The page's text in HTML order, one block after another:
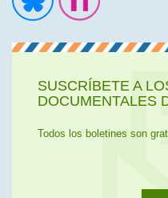
SUSCRÍBETE A
DOCUMENTALES
Todos los boletines son